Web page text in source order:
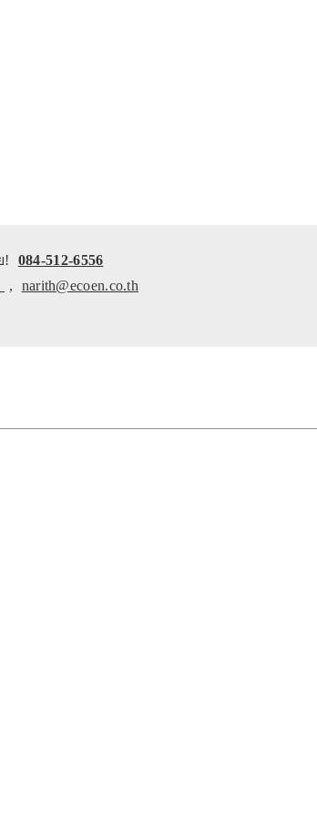
!
084-512-6556
, narith@ecoen.co.th